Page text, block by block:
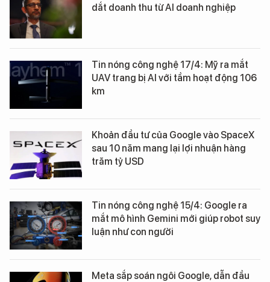
dắt doanh thu từ AI doanh nghiệp
Tin nóng công nghệ 17/4: Mỹ ra mắt
UAV trang bị AI với tầm hoạt động 106
km
Khoản đầu tư của Google vào SpaceX
sau 10 năm mang lại lợi nhuận hàng
trăm tỷ USD
Tin nóng công nghệ 15/4: Google ra
mắt mô hình Gemini mới giúp robot suy
luận như con người
Meta sắp soán ngôi Google, dẫn đầu